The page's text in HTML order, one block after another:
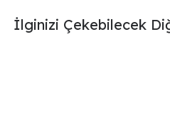
İlginizi Çekebilecek